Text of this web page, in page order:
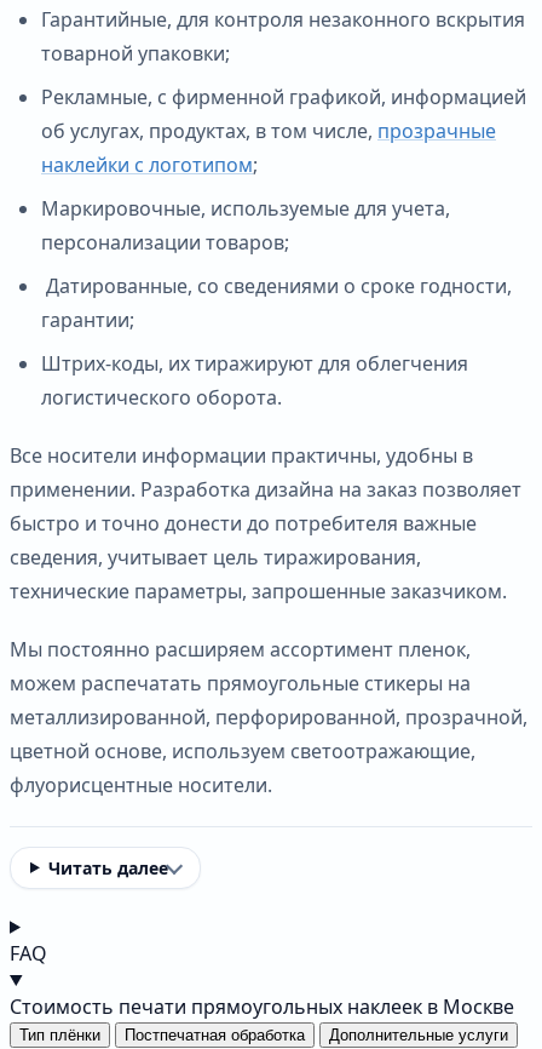
Гарантийные, для контроля незаконного вскрытия
товарной упаковки;
Рекламные, с фирменной графикой, информацией
об услугах, продуктах, в том числе, прозрачные
наклейки с логотипом;
Маркировочные, используемые для учета,
персонализации товаров;
Датированные, со сведениями о сроке годности,
гарантии;
Штрих-коды, их тиражируют для облегчения
логистического оборота.
Все носители информации практичны, удобны в
применении. Разработка дизайна на заказ позволяет
быстро и точно донести до потребителя важные
сведения, учитывает цель тиражирования,
технические параметры, запрошенные заказчиком.
Мы постоянно расширяем ассортимент пленок,
можем распечатать прямоугольные стикеры на
металлизированной, перфорированной, прозрачной,
цветной основе, используем светоотражающие,
флуорисцентные носители.
Читать далее
FAQ
Стоимость печати прямоугольных наклеек в Москве
Тип плёнки Постпечатная обработка
Дополнительные услуги